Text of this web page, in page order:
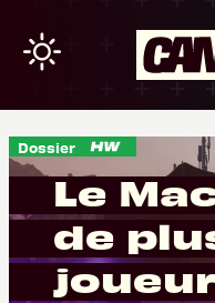
Dossier
Le
de